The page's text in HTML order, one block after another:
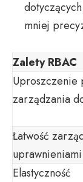
mniej
Zalety RBAC
Uproszczenie
zarządzania
Łatwość
uprawnieniami
Elastyczność